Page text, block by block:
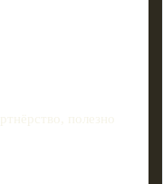
полезно